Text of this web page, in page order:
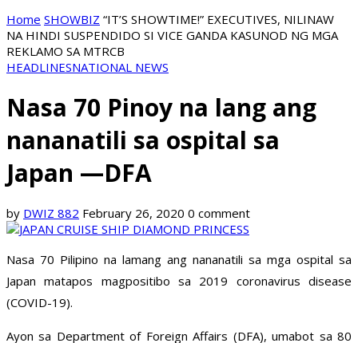
Home SHOWBIZ “IT’S SHOWTIME!” EXECUTIVES, NILINAW
NA HINDI SUSPENDIDO SI VICE GANDA KASUNOD NG MGA
REKLAMO SA MTRCB
HEADLINESNATIONAL NEWS
Nasa 70 Pinoy na lang ang
nananatili sa ospital sa
Japan —DFA
by DWIZ 882 February 26, 2020 0 comment
Nasa 70 Pilipino na lamang ang nananatili sa mga ospital sa
Japan matapos magpositibo sa 2019 coronavirus disease
(COVID-19).
Ayon sa Department of Foreign Affairs (DFA), umabot sa 80